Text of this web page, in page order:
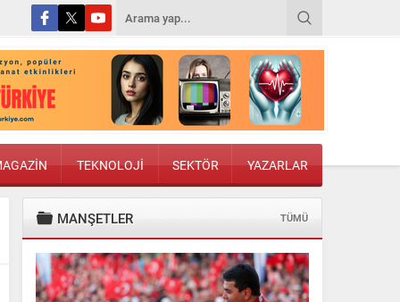
TEKNOLOJİ SEKTÖR YAZARLAR
MANŞETLER TÜMÜ